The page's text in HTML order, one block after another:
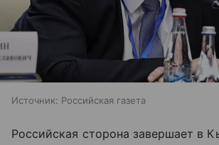
Источник: Российская газета
Российская сторона завершает в